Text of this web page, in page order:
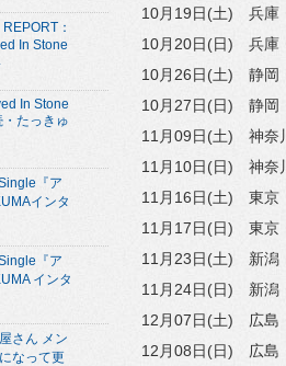
10月19日(土) 兵庫
10月20日(日) 兵庫
10月26日(土) 静岡
10月27日(日) 静岡
11月09日(土) 神奈
11月10日(日) 神奈
11月16日(土) 東京
11月17日(日) 東京
11月23日(土) 新潟
11月24日(日) 新潟
12月07日(土) 広島
12月08日(日) 広島
：
In Stone
In Stone
・たっきゅ
『ア
インタ
『ア
インタ
さん メン
なって更